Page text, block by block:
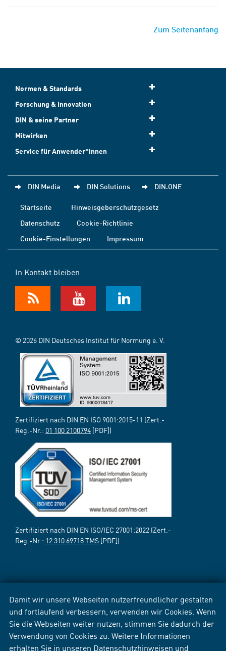
Damit wir unsere Webseiten nutzerfreundlicher gestalten
und fortlaufend verbessern, verwenden wir Cookies. Wenn
Sie die Webseiten weiter nutzen, stimmen Sie dadurch der
Verwendung von Cookies zu. Weitere Informationen
erhalten Sie in unseren Datenschutzhinweisen und
Zum Seitenanfang
Normen & Standards
Forschung & Innovation
DIN & seine Partner
Mitwirken
Service für Anwender*innen
DIN Media DIN Solutions DIN.ONE
Startseite
Hinweisgeberschutzgesetz
Datenschutz
Cookie-Richtlinie
Cookie-Einstellungen
Impressum
In Kontakt bleiben
© 2026 DIN Deutsches Institut für Normung e. V.
Zertifiziert nach DIN EN ISO 9001:2015-11 (Zert.-
Reg.-Nr.: 01 100 2100794 [PDF])
Zertifiziert nach DIN EN ISO/IEC 27001:2022 (Zert.-
Reg.-Nr.: 12 310 69718 TMS [PDF])